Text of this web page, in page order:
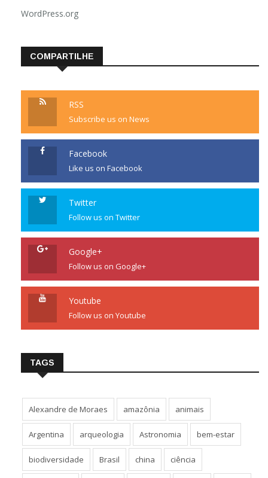
WordPress.org
COMPARTILHE
RSS
Subscribe us on News
Facebook
Like us on Facebook
Twitter
Follow us on Twitter
Google+
Follow us on Google+
Youtube
Follow us on Youtube
TAGS
Alexandre de Moraes amazônia animais
Argentina arqueologia Astronomia bem-estar
biodiversidade Brasil china ciência